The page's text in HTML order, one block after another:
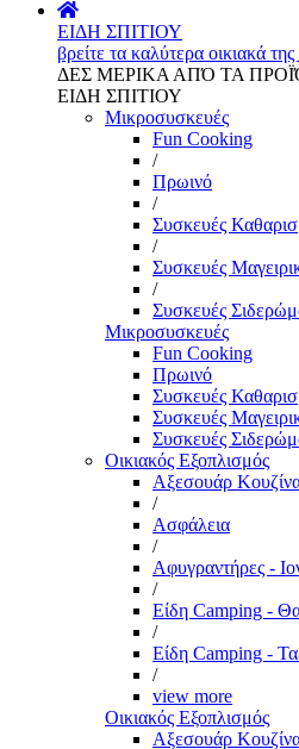
ΕΙΔΗ ΣΠΙΤΙΟΥ
βρείτε τα καλύτερα οικιακά
ΔΕΣ ΜΕΡΙΚΑ ΑΠΌ ΤΑ
ΕΙΔΗ ΣΠΙΤΙΟΥ
Μικροσυσκευές
Fun Cooking
/
Πρωινό
/
Συσκευές
/
Συσκευές
/
Συσκευές
Μικροσυσκευές
Fun Cooking
Πρωινό
Συσκευές
Συσκευές
Συσκευές
Οικιακός Εξοπλισμός
Αξεσουάρ
/
Ασφάλεια
/
Αφυγραντήρες -
/
Είδη Camping -
/
Είδη Camping -
/
view more
Οικιακός Εξοπλισμός
Αξεσουάρ